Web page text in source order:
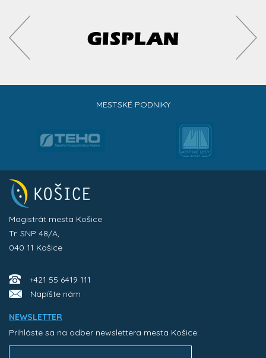
MESTSKÉ PODNIKY
Magistrát mesta Košice
Tr. SNP 48/A,
040 11 Košice
+421 55 6419 111
Napíšte nám
NEWSLETTER
Prihláste sa na odber newslettera mesta Košice: